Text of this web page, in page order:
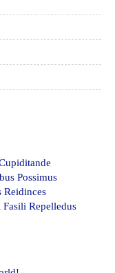
Possimus
Reidinces
Fasili Repelledus